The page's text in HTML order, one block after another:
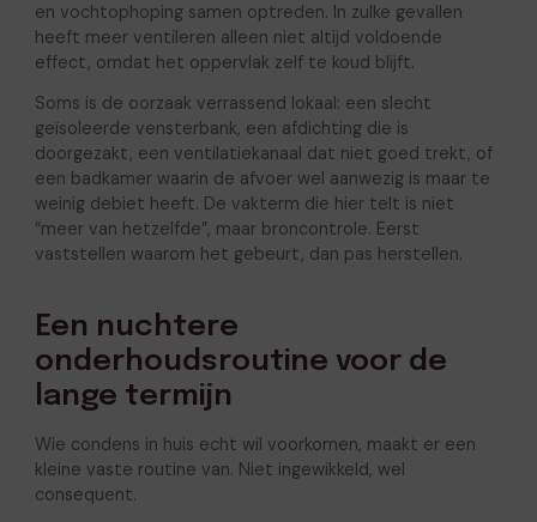
en vochtophoping samen optreden. In zulke gevallen
heeft meer ventileren alleen niet altijd voldoende
effect, omdat het oppervlak zelf te koud blijft.
Soms is de oorzaak verrassend lokaal: een slecht
geïsoleerde vensterbank, een afdichting die is
doorgezakt, een ventilatiekanaal dat niet goed trekt, of
een badkamer waarin de afvoer wel aanwezig is maar te
weinig debiet heeft. De vakterm die hier telt is niet
“meer van hetzelfde”, maar broncontrole. Eerst
vaststellen waarom het gebeurt, dan pas herstellen.
Een nuchtere
onderhoudsroutine voor de
lange termijn
Wie condens in huis echt wil voorkomen, maakt er een
kleine vaste routine van. Niet ingewikkeld, wel
consequent.